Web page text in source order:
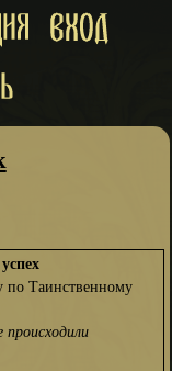
по Таинственному